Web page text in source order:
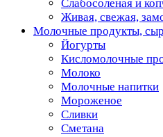
Слабосоленая и
Живая, свежая,
Молочные продукты,
Йогурты
Кисломолочные
Молоко
Молочные напитки
Мороженое
Сливки
Сметана